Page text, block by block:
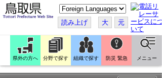
こ
の
ペ
ー
ジ
翻
訳
す
る
読み上げ 大 元
県外の方へ 分野で探す 組織で探す 防災 緊急 メニュー